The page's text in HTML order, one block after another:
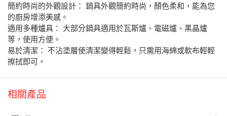
簡約時尚的外觀設計： 鍋具外觀簡約時尚，顏色柔和，能為您
的廚房增添美感。
適用多種爐具： 大部分鍋具適用於瓦斯爐、電磁爐、黑晶爐
等，使用方便。
易於清潔： 不沾塗層使清潔變得輕鬆，只需用海綿或軟布輕輕
擦拭即可。
相關產品